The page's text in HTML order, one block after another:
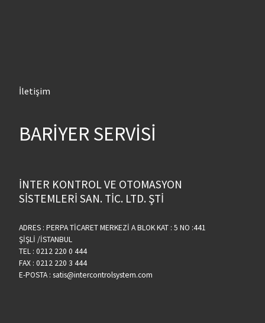
İletişim
BARİYER SERVİSİ
İNTER KONTROL VE OTOMASYON
SİSTEMLERİ SAN. TİC. LTD. ŞTİ
ADRES : PERPA TİCARET MERKEZİ A BLOK KAT : 5 NO :441
ŞİŞLİ /İSTANBUL
TEL : 0212 220 0 444
FAX : 0212 220 3 444
E-POSTA : satis@intercontrolsystem.com